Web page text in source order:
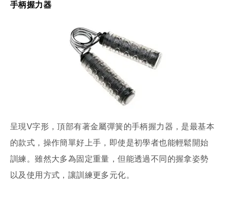
手柄握力器
呈現V字形，頂部有著金屬彈簧的手柄握力器，是最基本
的款式，操作簡單好上手，即使是初學者也能輕鬆開始
訓練。雖然大多為固定重量，但能透過不同的握拿姿勢
以及使用方式，讓訓練更多元化。